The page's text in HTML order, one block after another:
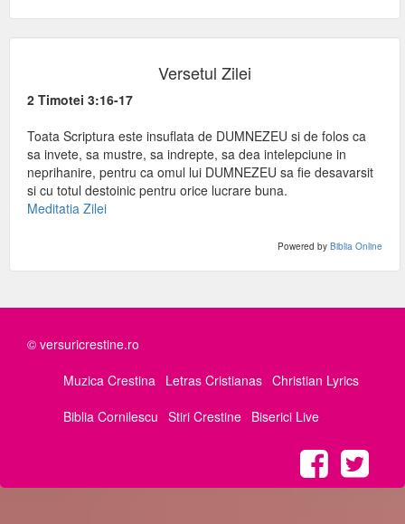
Versetul Zilei
2 Timotei 3:16-17
Toata Scriptura este insuflata de DUMNEZEU si de folos ca
sa invete, sa mustre, sa indrepte, sa dea intelepciune in
neprihanire, pentru ca omul lui DUMNEZEU sa fie desavarsit
si cu totul destoinic pentru orice lucrare buna.
Meditatia Zilei
Powered by Biblia Online
© versuricrestine.ro
Muzica Crestina Letras Cristianas Christian Lyrics
Biblia Cornilescu Stiri Crestine Biserici Live